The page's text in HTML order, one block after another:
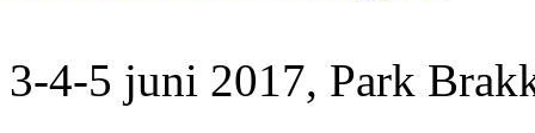
3-4-5 juni 2017, Park